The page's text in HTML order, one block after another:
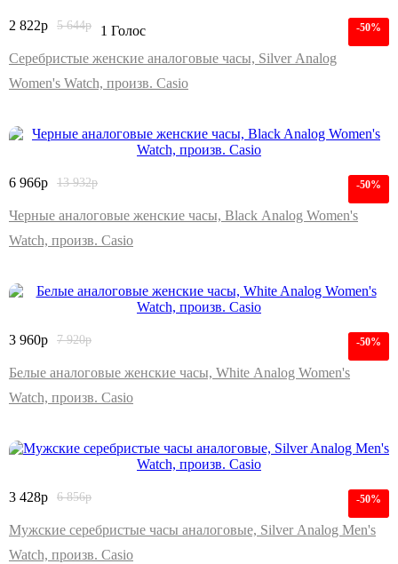
-50%
2 822р 5 644р
1 Голос
Серебристые женские аналоговые часы, Silver Analog
Women's Watch, произв. Casio
-50%
6 966р 13 932р
Черные аналоговые женские часы, Black Analog Women's
Watch, произв. Casio
-50%
3 960р 7 920р
Белые аналоговые женские часы, White Analog Women's
Watch, произв. Casio
-50%
3 428р 6 856р
Мужские серебристые часы аналоговые, Silver Analog Men's
Watch, произв. Casio